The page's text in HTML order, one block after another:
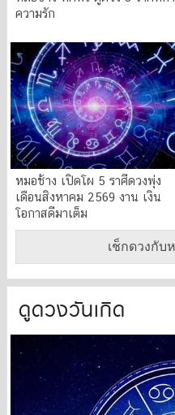
ความรัก
หมอช้าง เปิดโผ 5 ราศีดวงพุ่ง
เดือนสิงหาคม 2569 งาน เงิน
โอกาสดีมาเต็ม
เช็กดวงกับ
ดูดวงวันเกิด